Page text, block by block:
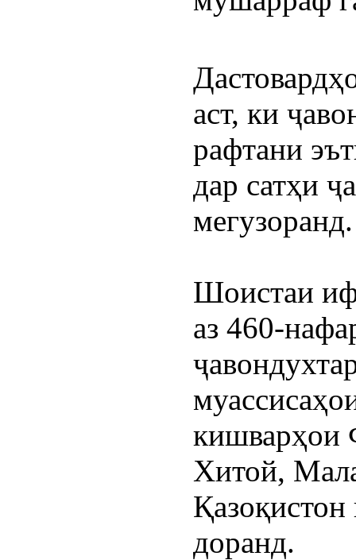
аст, ки
рафтани
дар сатҳи
мегузоранд.
Шоистаи
аз 460-
кишварҳои
Хитой,
Қазоқистон
доранд.